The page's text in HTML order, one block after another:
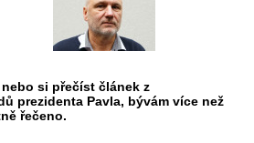
si přečíst článek z
prezidenta Pavla, bývám více než
řečeno.